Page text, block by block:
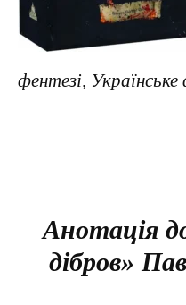
фентезі, Українське
Анотація
дібров»